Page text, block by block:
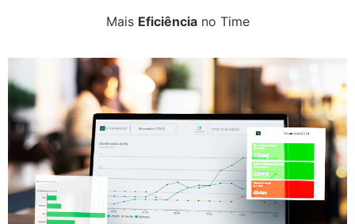
Mais Eficiênciano Time